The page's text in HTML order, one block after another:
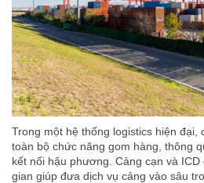
Trong một hệ thống logistics hiện đại,
toàn bộ chức năng gom hàng, thông
kết nối hậu phương. Cảng cạn và
gian giúp đưa dịch vụ cảng vào sâu